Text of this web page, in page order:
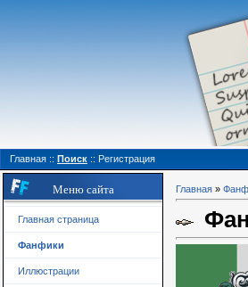
Главная :: Поиск :: Регистрация
Меню сайта
Главная страница
Фанфики
Иллюстрации
Главная »